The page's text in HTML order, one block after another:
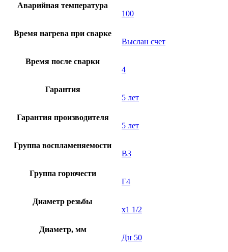
Аварийная температура
100
Время нагрева при сварке
Выслан счет
Время после сварки
4
Гарантия
5 лет
Гарантия производителя
5 лет
Группа воспламеняемости
В3
Группа горючести
Г4
Диаметр резьбы
х1 1/2
Диаметр, мм
Дн 50